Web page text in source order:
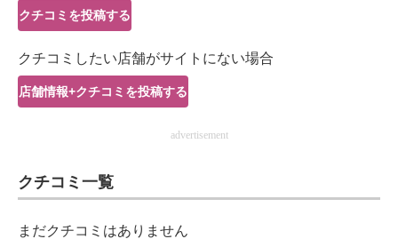
製造業のIT導入・活用を支援
エレクトロニクス専門サイト
エネルギーの専門メディア
建設×テクノロジーの最前線
クチコミを投稿する
クチコミしたい店舗がサイトにない場合
店舗情報+クチコミを投稿する
advertisement
クチコミ一覧
まだクチコミはありません